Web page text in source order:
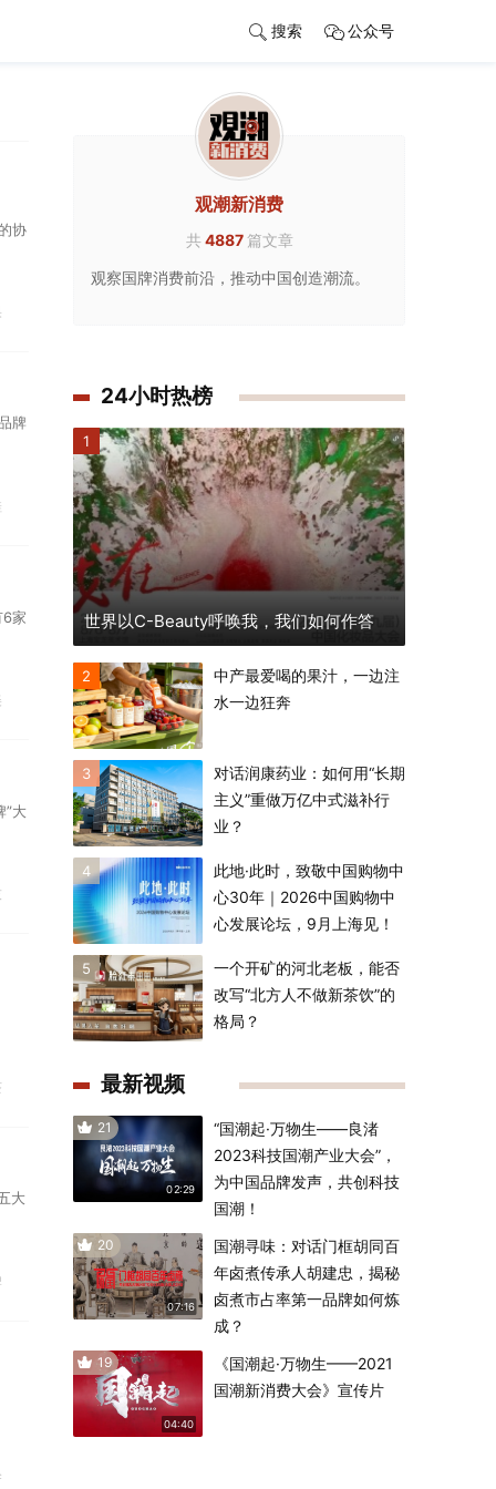
搜索 公众号
协
牌
家
”大
大
观潮新消费
共 4887 篇文章
观察国牌消费前沿，推动中国创造潮流。
24小时热榜
1
世界以C-Beauty呼唤我，我们如何作答
2
中产最爱喝的果汁，一边注
水一边狂奔
3
对话润康药业：如何用“长期
主义”重做万亿中式滋补行
业？
4
此地·此时，致敬中国购物中
心30年｜2026中国购物中
心发展论坛，9月上海见！
5
一个开矿的河北老板，能否
改写“北方人不做新茶饮”的
格局？
最新视频
21
02:29
“国潮起·万物生——良渚
2023科技国潮产业大会”，
为中国品牌发声，共创科技
国潮！
20
07:16
国潮寻味：对话门框胡同百
年卤煮传承人胡建忠，揭秘
卤煮市占率第一品牌如何炼
成？
19
04:40
《国潮起·万物生——2021
国潮新消费大会》宣传片